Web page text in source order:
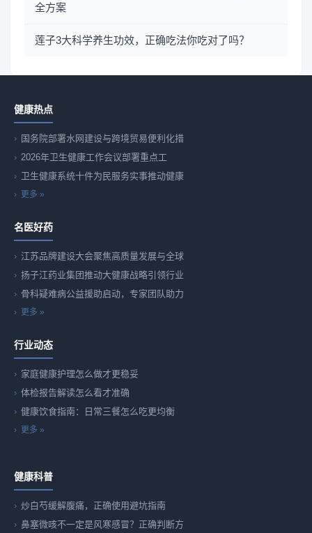
全方案
莲子3大科学养生功效，正确吃法你吃对了吗？
健康热点
国务院部署水网建设与跨境贸易便利化措
2026年卫生健康工作会议部署重点工
卫生健康系统十件为民服务实事推动健康
更多 »
名医好药
江苏品牌建设大会聚焦高质量发展与全球
扬子江药业集团推动大健康战略引领行业
骨科疑难病公益援助启动，专家团队助力
更多 »
行业动态
家庭健康护理怎么做才更稳妥
体检报告解读怎么看才准确
健康饮食指南：日常三餐怎么吃更均衡
更多 »
健康科普
炒白芍缓解腹痛，正确使用避坑指南
鼻塞微咳不一定是风寒感冒？正确判断方